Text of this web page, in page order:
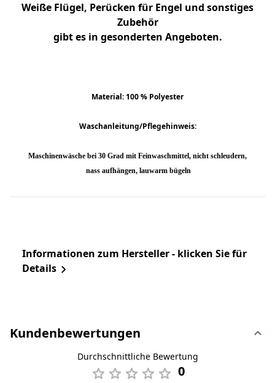
Weiße Flügel, Perücken für Engel und sonstiges
Zubehör
gibt es in gesonderten Angeboten.
Material: 100 % Polyester
Waschanleitung/Pflegehinweis:
Maschinenwäsche bei 30 Grad mit Feinwaschmittel, nicht schleudern,
nass aufhängen, lauwarm bügeln
Informationen zum Hersteller - klicken Sie für
Details
Kundenbewertungen
Durchschnittliche Bewertung
0